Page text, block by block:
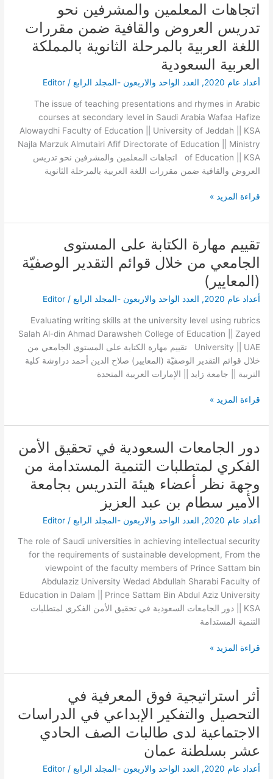
اتجاهات المعلمين والمشرفين نحو
تدريس العروض والقافية ضمن مقررات
اللغة العربية بالمرحلة الثانوية بالمملكة
العربية السعودية
أعداد عام 2020 , العدد الواحد والاربعون -المجلد الرابع /
Editor
The issue of teaching presentations and rhymes in Arabic
courses at secondary level in Saudi Arabia Wafaa Hafize
Alowaydhi Faculty of Education || University of Jeddah || KSA
Najla Marzuk Almutairi Afif Directorate of Education || Ministry
of Education || KSA اتجاهات المعلمين والمشرفين نحو تدريس
العروض والقافية ضمن مقررات اللغة العربية بالمرحلة الثانوية
اتجاهات
المعلمين
والمشرفين
نحو
تدريس
العروض
والقافية
ضمن
مقررات
اللغة
العربية
بالمرحلة
الثانوية
العربية
قراءة المزيد »
تقييم مهارة الكتابة على المستوى
الجامعي من خلال قوائم التقدير الوصفيّة
(المعايير)
أعداد عام 2020 , العدد الواحد والاربعون -المجلد الرابع /
Editor
Evaluating writing skills at the university level using rubrics
Salah Al-din Ahmad Darawsheh College of Education || Zayed
University || UAE تقييم مهارة الكتابة على المستوى الجامعي من
خلال قوائم التقدير الوصفيّة (المعايير) صلاح الدين أحمد دراوشة كلية
التربية || جامعة زايد || الإمارات العربية المتحدة
تقييم
مهارة
الكتابة
على
المستوى
من
خلال
قوائم
التقدير
الوصفيّة
قراءة المزيد »
دور الجامعات السعودية في تحقيق الأمن
الفكري لمتطلبات التنمية المستدامة من
وجهة نظر أعضاء هيئة التدريس بجامعة
الأمير سطام بن عبد العزيز
أعداد عام 2020 , العدد الواحد والاربعون -المجلد الرابع /
Editor
The role of Saudi universities in achieving intellectual security
for the requirements of sustainable development, From the
viewpoint of the faculty members of Prince Sattam bin
Abdulaziz University Wedad Abdullah Sharabi Faculty of
Education in Dalam || Prince Sattam Bin Abdul Aziz University
|| KSA دور الجامعات السعودية في تحقيق الأمن الفكري لمتطلبات
التنمية المستدامة
دور
الجامعات
السعودية
في
تحقيق
الفكري
لمتطلبات
التنمية
المستدامة
من
وجهة
نظر
أعضاء
التدريس
الأمير
سطام
بن
عبد
العزيز
قراءة المزيد »
أثر استراتيجية فوق المعرفية في
التحصيل والتفكير الإبداعي في الدراسات
الاجتماعية لدى طالبات الصف الحادي
عشر بسلطنة عمان
أعداد عام 2020 , العدد الواحد والاربعون -المجلد الرابع /
Editor
أثر
استراتيجية
فوق
المعرفية
في
التحصيل
والتفكير